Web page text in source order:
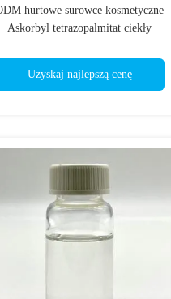
hurtowe surowce kosmetyczne
Askorbyl tetrazopalmitat ciekły
Uzyskaj najlepszą cenę